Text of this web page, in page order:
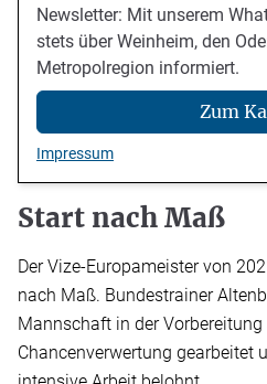
Newsletter: Mit unserem
stets über Weinheim, den
Metropolregion informiert.
Zum
Impressum
Start nach Maß
Der Vize-Europameister von
nach Maß. Bundestrainer
Mannschaft in der Vorbereitung
Chancenverwertung gearbeitet